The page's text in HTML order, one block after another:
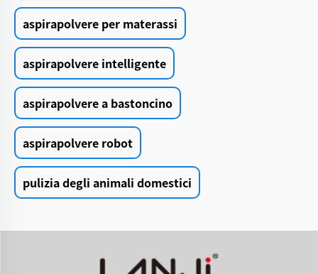
aspirapolvere per materassi
aspirapolvere intelligente
aspirapolvere a bastoncino
aspirapolvere robot
pulizia degli animali domestici